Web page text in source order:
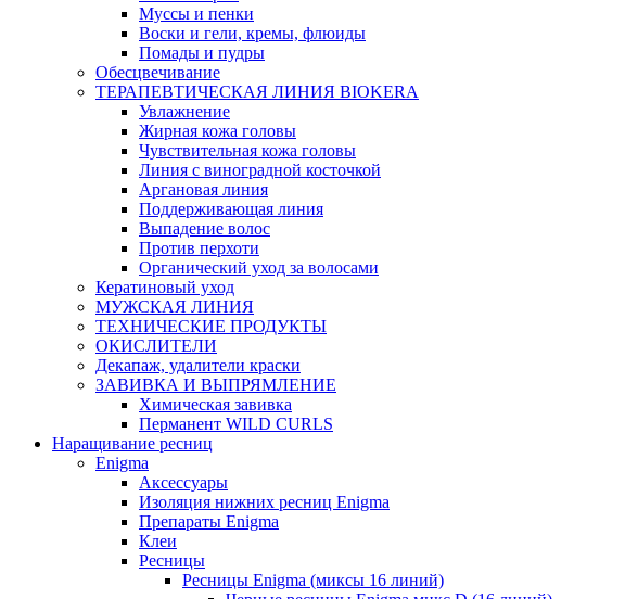
Муссы и пенки
Воски и гели, кремы, флюиды
Помады и пудры
Обесцвечивание
ТЕРАПЕВТИЧЕСКАЯ ЛИНИЯ BIOKERA
Увлажнение
Жирная кожа головы
Чувствительная кожа головы
Линия c виноградной косточкой
Аргановая линия
Поддерживающая линия
Выпадение волос
Против перхоти
Органический уход за волосами
Кератиновый уход
МУЖСКАЯ ЛИНИЯ
ТЕХНИЧЕСКИЕ ПРОДУКТЫ
ОКИСЛИТЕЛИ
Декапаж, удалители краски
ЗАВИВКА И ВЫПРЯМЛЕНИЕ
Химическая завивка
Перманент WILD CURLS
Наращивание ресниц
Enigma
Аксессуары
Изоляция нижних ресниц Enigma
Препараты Enigma
Клеи
Ресницы
Ресницы Enigma (миксы 16 линий)